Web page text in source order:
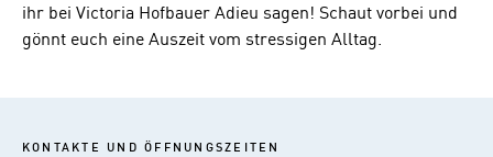
ihr bei Victoria Hofbauer Adieu sagen! Schaut vorbei und
gönnt euch eine Auszeit vom stressigen Alltag.
KONTAKTE UND ÖFFNUNGSZEITEN